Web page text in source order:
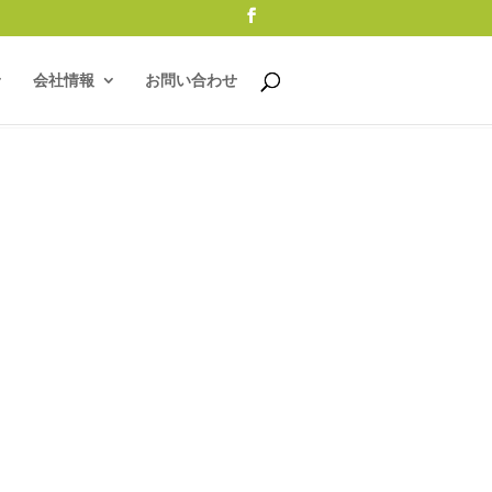
会社情報 お問い合わせ